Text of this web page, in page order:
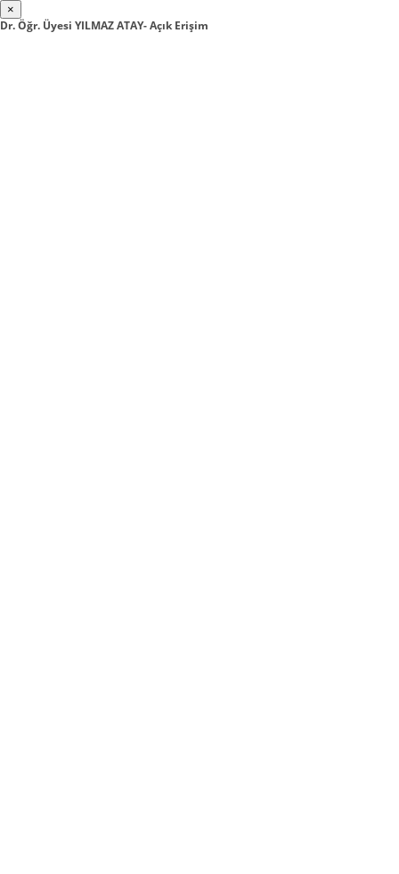
×
Dr. Öğr. Üyesi YILMAZ ATAY- Açık Erişim